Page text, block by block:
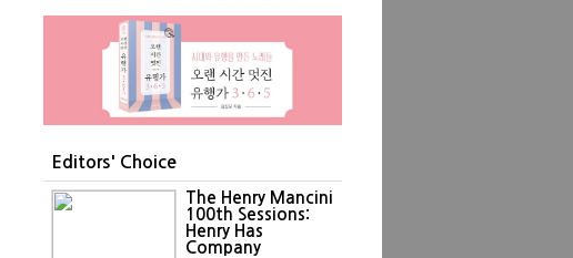
Editors' Choice
The Henry Mancini
100th Sessions:
Henry Has
Company